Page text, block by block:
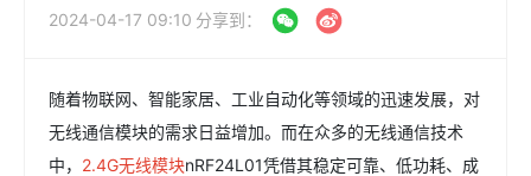
2024-04-17 09:10 分享到：
随着物联网、智能家居、工业自动化等领域的迅速发展，对
无线通信模块的需求日益增加。而在众多的无线通信技术
中， 2.4G无线模块nRF24L01凭借其稳定可靠、低功耗、成